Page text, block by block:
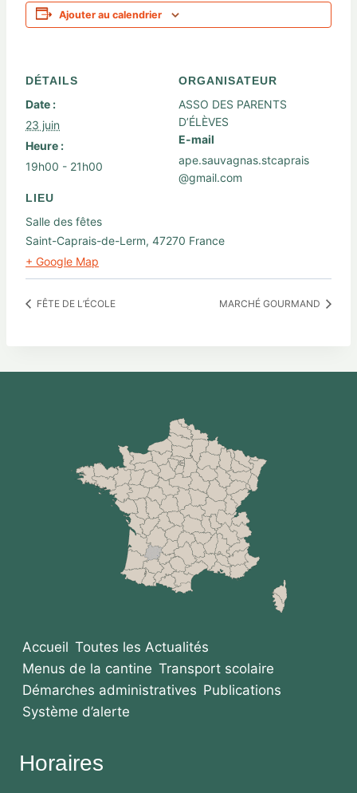
Ajouter au calendrier
DÉTAILS
Date :
23 juin
Heure :
19h00 - 21h00
LIEU
Salle des fêtes
Saint-Caprais-de-Lerm, 47270 France
+ Google Map
ORGANISATEUR
ASSO DES PARENTS
D’ÉLÈVES
E-mail
ape.sauvagnas.stcaprais
@gmail.com
FÊTE DE L’ÉCOLE MARCHÉ GOURMAND
Accueil Toutes les Actualités
Menus de la cantine Transport scolaire
Démarches administratives Publications
Système d’alerte
Horaires